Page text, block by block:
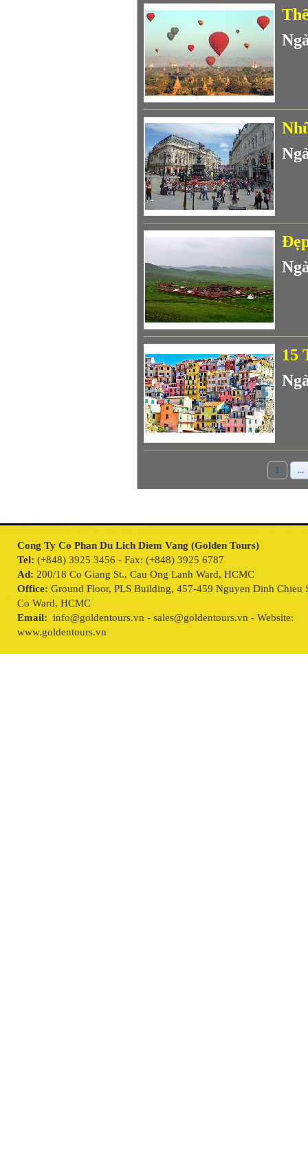
15
1 ...
Cong Ty Co Phan Du Lich Diem Vang (Golden Tours)
Tel: (+848) 3925 3456 - Fax: (+848) 3925 6787
Ad: 200/18 Co Giang St., Cau Ong Lanh Ward, HCMC
Office: Ground Floor, PLS Building, 457-459 Nguyen Dinh Chieu
Co Ward, HCMC
Email: info@goldentours.vn - sales@goldentours.vn - Website:
www.goldentours.vn